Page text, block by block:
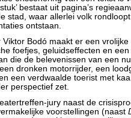
bestaat uit pagina’s
stad, waar allerlei volk
ontstaan.
Viktor Bodó maakt er een
foefjes, geluidseffecten en
die de belevenissen van een
dronken motorrijder, een
een verdwaalde toerist met
perspectief zet.
jury naast de
voorstellingen (naast